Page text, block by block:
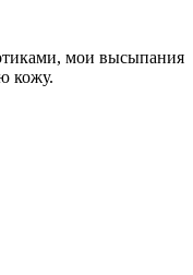
мои высыпания
кожу.